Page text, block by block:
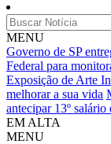
MENU
Governo de SP
Federal para
Exposição de Arte
melhorar a sua vida
antecipar 13º
EM ALTA
MENU